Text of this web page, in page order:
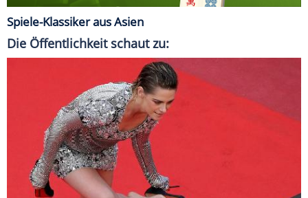
Spiele-Klassiker aus Asien
Die Öffentlichkeit schaut zu: